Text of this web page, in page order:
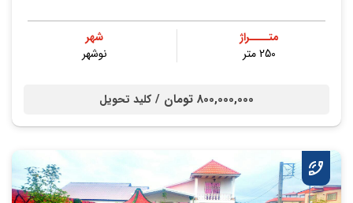
متــــراژ
250 متر
شهر
نوشهر
800,000,000 تومان / کلید تحویل